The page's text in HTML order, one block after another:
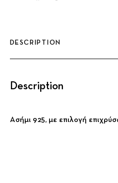
DESCRIPTION
Description
Ασήμι 925, με επιλογή